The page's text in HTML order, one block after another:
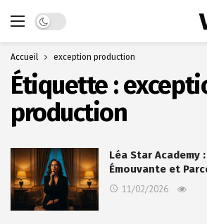
Dark mode
Accueil exception production
Étiquette :
production
Léa Star Academy
Émouvante et
11/02/2026